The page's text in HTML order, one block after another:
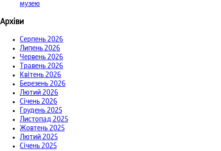
музею
Архіви
Серпень 2026
Липень 2026
Червень 2026
Травень 2026
Квітень 2026
Березень 2026
Лютий 2026
Січень 2026
Грудень 2025
Листопад 2025
Жовтень 2025
Лютий 2025
Січень 2025